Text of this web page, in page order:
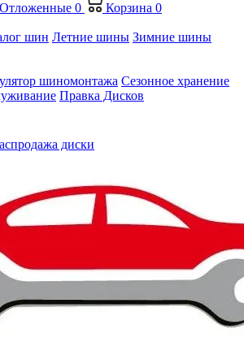
Отложенные 0 Корзина 0
шин Летние шины Зимние шины
шиномонтажа Сезонное хранение
Правка Дисков
диски